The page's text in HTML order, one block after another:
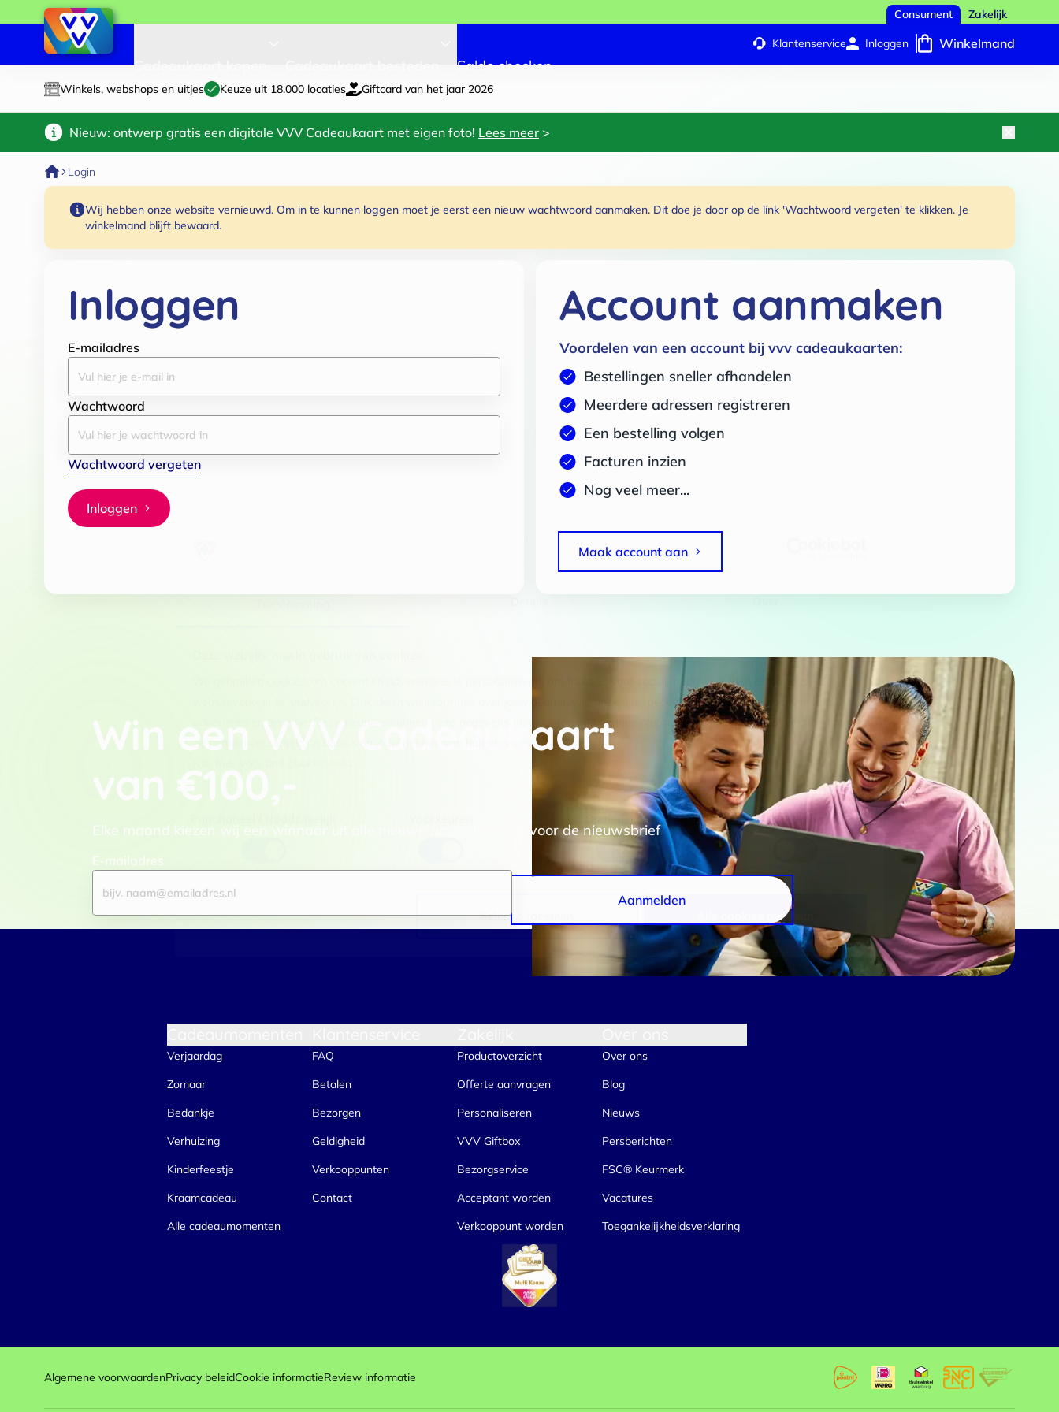
We gebruiken cookies om content en advertenties te personaliseren, om functies voor social media te bieden en om ons
websiteverkeer te analyseren. Ook delen we informatie over jouw gebruik van onze site met onze partners voor social media,
adverteren en analyse. Deze partners kunnen deze gegevens combineren met andere informatie die je aan ze hebt verstrekt of die
ze hebben verzameld op basis van jouw gebruik van hun services.
Toestemmingsselectie
Statistieken Marketing
Selectie toestaan Alle cookies toestaan
Consument Zakelijk
Saldo checken
Klantenservice Inloggen Winkelmand
Winkels, webshops en uitjes Keuze uit 18.000 locaties Giftcard van het jaar 2026
Nieuw: ontwerp gratis een digitale VVV Cadeaukaart met eigen foto! Lees meer >
Login
Wij hebben onze website vernieuwd. Om in te kunnen loggen moet je eerst een nieuw wachtwoord aanmaken. Dit doe je door op de link 'Wachtwoord vergeten' te klikken. Je
winkelmand blijft bewaard.
Inloggen
E-mailadres
Wachtwoord
Wachtwoord vergeten
Inloggen
Account aanmaken
Voordelen van een account bij vvv cadeaukaarten:
Bestellingen sneller afhandelen
Meerdere adressen registreren
Een bestelling volgen
Facturen inzien
Nog veel meer...
Maak account aan
Win een VVV Cadeaukaart
van €100,-
Elke maand kiezen wij een winnaar uit alle nieuwe aanmeldingen voor de nieuwsbrief
E-mailadres
Aanmelden
Verjaardag
Zomaar
Bedankje
Verhuizing
Kinderfeestje
Kraamcadeau
Alle cadeaumomenten
FAQ
Betalen
Bezorgen
Geldigheid
Verkooppunten
Contact
Productoverzicht
Offerte aanvragen
Personaliseren
VVV Giftbox
Bezorgservice
Acceptant worden
Verkooppunt worden
Over ons
Blog
Nieuws
Persberichten
FSC® Keurmerk
Vacatures
Toegankelijkheidsverklaring
Algemene voorwaardenPrivacy beleidCookie informatieReview informatie